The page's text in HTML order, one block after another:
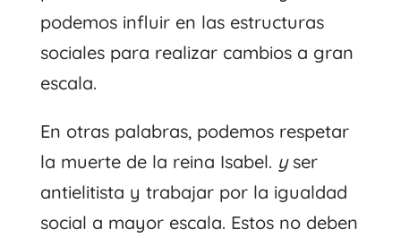
podemos influir en las estructuras
sociales para realizar cambios a gran
escala.
En otras palabras, podemos respetar
la muerte de la reina Isabel. yser
antielitista y trabajar por la igualdad
social a mayor escala. Estos no deben